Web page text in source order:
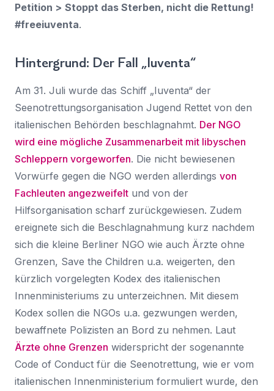
Petition > Stoppt das Sterben, nicht die Rettung!
#freeiuventa.
Hintergrund: Der Fall „Iuventa“
Am 31. Juli wurde das Schiff „Iuventa“ der
Seenotrettungsorganisation Jugend Rettet von den
italienischen Behörden beschlagnahmt. Der NGO
wird eine mögliche Zusammenarbeit mit libyschen
Schleppern vorgeworfen. Die nicht bewiesenen
Vorwürfe gegen die NGO werden allerdings von
Fachleuten angezweifelt und von der
Hilfsorganisation scharf zurückgewiesen. Zudem
ereignete sich die Beschlagnahmung kurz nachdem
sich die kleine Berliner NGO wie auch Ärzte ohne
Grenzen, Save the Children u.a. weigerten, den
kürzlich vorgelegten Kodex des italienischen
Innenministeriums zu unterzeichnen. Mit diesem
Kodex sollen die NGOs u.a. gezwungen werden,
bewaffnete Polizisten an Bord zu nehmen. Laut
Ärzte ohne Grenzen widerspricht der sogenannte
Code of Conduct für die Seenotrettung, wie er vom
italienischen Innenministerium formuliert wurde, den